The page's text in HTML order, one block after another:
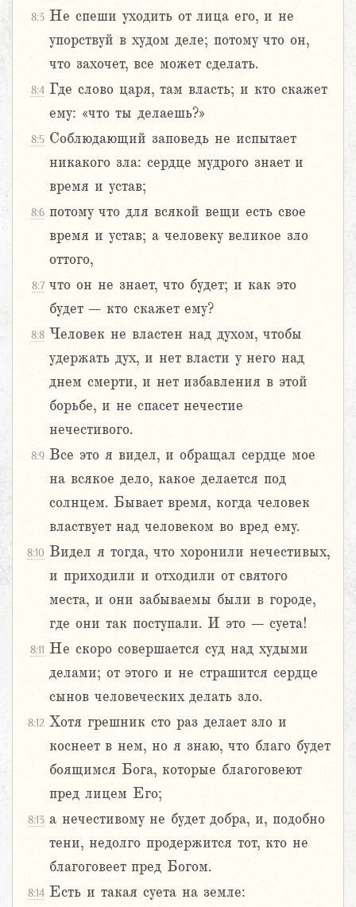
8:3 Не спеши уходить от лица его, и не
упорствуй в худом деле; потому что он,
что захочет, все может сделать.
8:4 Где слово царя, там власть; и кто скажет
ему: «что ты делаешь?»
8:5 Соблюдающий заповедь не испытает
никакого зла: сердце мудрого знает и
время и устав;
8:6 потому что для всякой вещи есть свое
время и устав; а человеку великое зло
оттого,
8:7 что он не знает, что будет; и как это
будет – кто скажет ему?
8:8 Человек не властен над духом, чтобы
удержать дух, и нет власти у него над
днем смерти, и нет избавления в этой
борьбе, и не спасет нечестие
нечестивого.
8:9 Все это я видел, и обращал сердце мое
на всякое дело, какое делается под
солнцем. Бывает время, когда человек
властвует над человеком во вред ему.
8:10 Видел я тогда, что хоронили нечестивых,
и приходили и отходили от святого
места, и они забываемы были в городе,
где они так поступали. И это – суета!
8:11 Не скоро совершается суд над худыми
делами; от этого и не страшится сердце
сынов человеческих делать зло.
8:12 Хотя грешник сто раз делает зло и
коснеет в нем, но я знаю, что благо будет
боящимся Бога, которые благоговеют
пред лицем Его;
8:13 а нечестивому не будет добра, и, подобно
тени, недолго продержится тот, кто не
благоговеет пред Богом.
8:14 Есть и такая суета на земле: